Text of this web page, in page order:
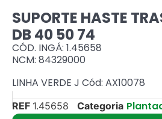
SUPORTE HASTE
DB 40 50 74
CÓD. INGÁ: 1.45658
NCM: 84329000
LINHA VERDE J Cód: AX10078
REF 1.45658 Categoria